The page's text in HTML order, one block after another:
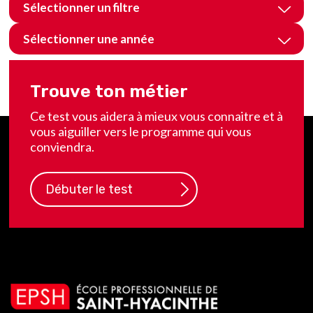
Sélectionner un filtre
Sélectionner une année
Page 1 de 0
Trouve ton métier
Ce test vous aidera à mieux vous connaitre et à
vous aiguiller vers le programme qui vous
conviendra.
Débuter le test